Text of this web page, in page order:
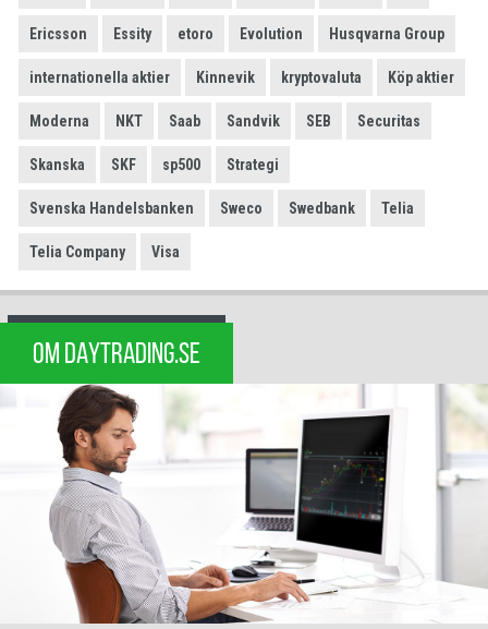
Ericsson Essity etoro Evolution Husqvarna Group
internationella aktier Kinnevik kryptovaluta Köp aktier
Moderna NKT Saab Sandvik SEB Securitas
Skanska SKF sp500 Strategi
Svenska Handelsbanken Sweco Swedbank Telia
Telia Company Visa
OM DAYTRADING.SE